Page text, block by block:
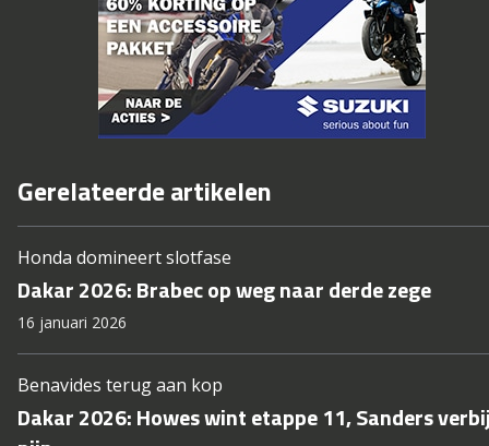
Gerelateerde artikelen
Honda domineert slotfase
Dakar 2026: Brabec op weg naar derde zege
16 januari 2026
Benavides terug aan kop
Dakar 2026: Howes wint etappe 11, Sanders